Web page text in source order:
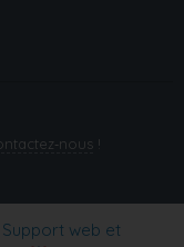
!
Support web et